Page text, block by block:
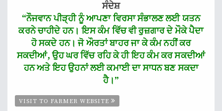
ਸੰਦੇਸ਼
“ਨੌਜਵਾਨ ਪੀੜ੍ਹੀ ਨੂੰ ਆਪਣਾ ਵਿਰਸਾ ਸੰਭਾਲਣ ਲਈ ਯਤਨ
ਕਰਨੇ ਚਾਹੀਦੇ ਹਨ। ਇਸ ਕੰਮ ਵਿੱਚ ਵੀ ਰੁਜ਼ਗਾਰ ਦੇ ਮੌਕੇ ਪੈਦਾ
ਹੋ ਸਕਦੇ ਹਨ। ਜੋ ਔਰਤਾਂ ਬਾਹਰ ਜਾ ਕੇ ਕੰਮ ਨਹੀਂ ਕਰ
ਸਕਦੀਆਂ, ਉਹ ਘਰ ਵਿੱਚ ਰਹਿ ਕੇ ਹੀ ਇਹ ਕੰਮ ਕਰ ਸਕਦੀਆਂ
ਹਨ ਅਤੇ ਇਹ ਉਹਨਾਂ ਲਈ ਕਮਾਈ ਦਾ ਸਾਧਨ ਬਣ ਸਕਦਾ
ਹੈ।”
VISIT TO FARMER WEBSITE